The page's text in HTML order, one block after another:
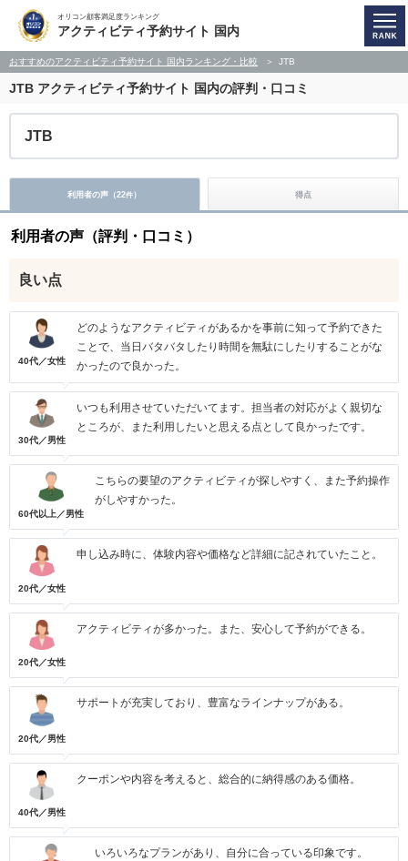
オリコン顧客満足度ランキング
アクティビティ予約サイト 国内
おすすめのアクティビティ予約サイト 国内ランキング・比較 JTB
JTB アクティビティ予約サイト 国内の評判・口コミ
JTB
利用者の声（22件） 得点
利用者の声（評判・口コミ）
良い点
40代／女性
どのようなアクティビティがあるかを事前に知って予約できた
ことで、当日バタバタしたり時間を無駄にしたりすることがな
かったので良かった。
30代／男性
いつも利用させていただいてます。担当者の対応がよく親切な
ところが、また利用したいと思える点として良かったです。
60代以上／男性
こちらの要望のアクティビティが探しやすく、また予約操作
がしやすかった。
20代／女性
申し込み時に、体験内容や価格など詳細に記されていたこと。
20代／女性
アクティビティが多かった。また、安心して予約ができる。
20代／男性
サポートが充実しており、豊富なラインナップがある。
40代／男性
クーポンや内容を考えると、総合的に納得感のある価格。
いろいろなプランがあり、自分に合っている印象です。